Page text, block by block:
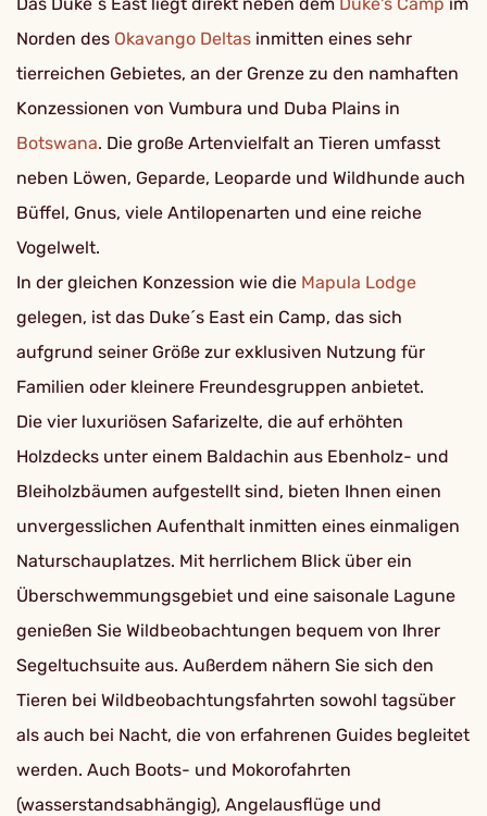
Norden des Okavango Deltas inmitten eines sehr
tierreichen Gebietes, an der Grenze zu den namhaften
Konzessionen von Vumbura und Duba Plains in
Botswana. Die große Artenvielfalt an Tieren umfasst
neben Löwen, Geparde, Leoparde und Wildhunde auch
Büffel, Gnus, viele Antilopenarten und eine reiche
Vogelwelt.
In der gleichen Konzession wie die Mapula Lodge
gelegen, ist das Duke´s East ein Camp, das sich
aufgrund seiner Größe zur exklusiven Nutzung für
Familien oder kleinere Freundesgruppen anbietet.
Die vier luxuriösen Safarizelte, die auf erhöhten
Holzdecks unter einem Baldachin aus Ebenholz- und
Bleiholzbäumen aufgestellt sind, bieten Ihnen einen
unvergesslichen Aufenthalt inmitten eines einmaligen
Naturschauplatzes. Mit herrlichem Blick über ein
Überschwemmungsgebiet und eine saisonale Lagune
genießen Sie Wildbeobachtungen bequem von Ihrer
Segeltuchsuite aus. Außerdem nähern Sie sich den
Tieren bei Wildbeobachtungsfahrten sowohl tagsüber
als auch bei Nacht, die von erfahrenen Guides begleitet
werden. Auch Boots- und Mokorofahrten
(wasserstandsabhängig), Angelausflüge und